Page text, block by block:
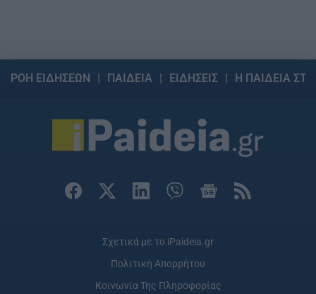
ΡΟΗ ΕΙΔΗΣΕΩΝ ΠΑΙΔΕΙΑ ΕΙΔΗΣΕΙΣ Η ΠΑΙΔΕΙΑ
Σχετικά με το iPaideia.gr
Πολιτική Απορρήτου
Κοινωνία Της Πληροφορίας